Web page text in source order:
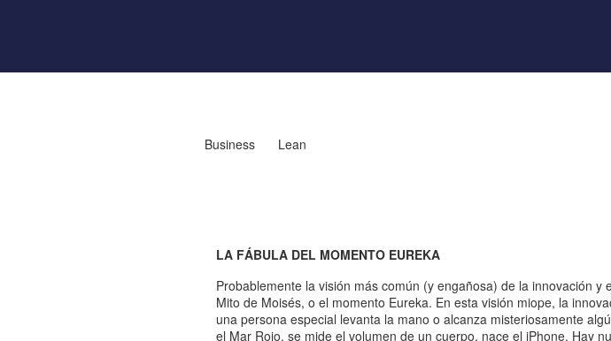
Business Lean
LA FÁBULA DEL MOMENTO EUREKA
Probablemente la visión más común (y engañosa) de la innovación y
Mito de Moisés, o el momento Eureka. En esta visión miope, la
una persona especial levanta la mano o alcanza misteriosamente
el Mar Rojo, se mide el volumen de un cuerpo, nace el iPhone. Hay